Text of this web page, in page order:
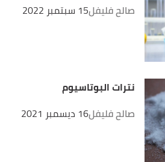
صالح فليفل15 سبتمبر 2022
نترات البوتاسيوم
صالح فليفل16 ديسمبر 2021